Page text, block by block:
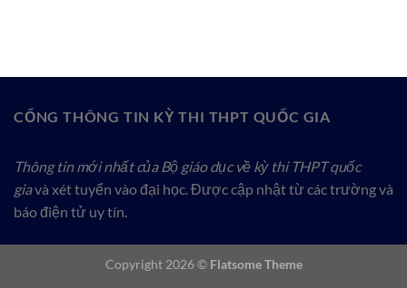
CỔNG THÔNG TIN KỲ THI THPT QUỐC GIA
Thông tin mới nhất của Bộ giáo dục về kỳ thi THPT quốc
giavà xét tuyển vào đại học. Được cập nhật từ các trường và
báo điện tử uy tín.
Copyright 2026 © Flatsome Theme